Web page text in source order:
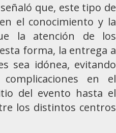
que, este tipo de
el conocimiento y la
la atención de los
forma, la entrega a
sea idónea, evitando
en el
del evento hasta el
los distintos centros